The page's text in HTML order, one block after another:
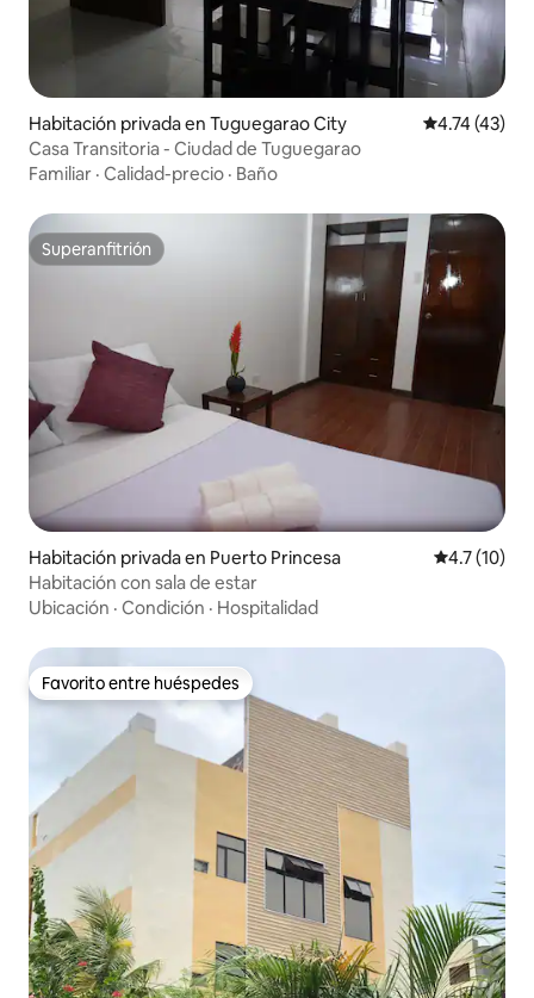
Habitación privada en Tuguegarao City Calificación
4.74 (43)
Casa Transitoria - Ciudad de Tuguegarao
Familiar · Calidad-precio · Baño
Superanfitrión
Superanfitrión
Habitación privada en Puerto Princesa Calificación
4.7 (10)
Habitación con sala de estar
Ubicación · Condición · Hospitalidad
Favorito entre huéspedes
Favorito entre huéspedes